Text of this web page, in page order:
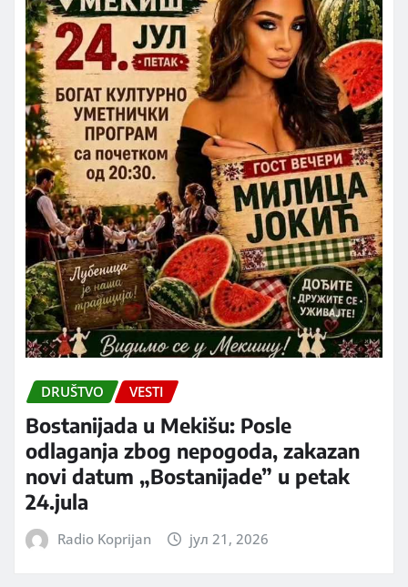
DRUŠTVO VESTI
Bostanijada u Mekišu: Posle
odlaganja zbog nepogoda, zakazan
novi datum „Bostanijade” u petak
24.jula
Radio Koprijan јул 21, 2026